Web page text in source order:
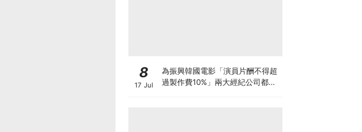
8
17 Jul
為振興韓國電影「演員片酬不得超
過製作費10%」兩大經紀公司都響